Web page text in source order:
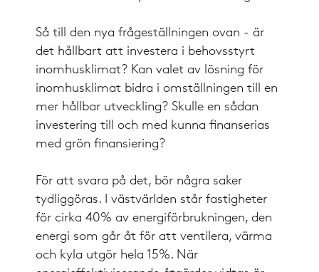
Så till den nya frågeställningen ovan - är
det hållbart att investera i behovsstyrt
inomhusklimat? Kan valet av lösning för
inomhusklimat bidra i omställningen till en
mer hållbar utveckling? Skulle en sådan
investering till och med kunna finanserias
med grön finansiering?
För att svara på det, bör några saker
tydliggöras. I västvärlden står fastigheter
för cirka 40% av energiförbrukningen, den
energi som går åt för att ventilera, värma
och kyla utgör hela 15%. När